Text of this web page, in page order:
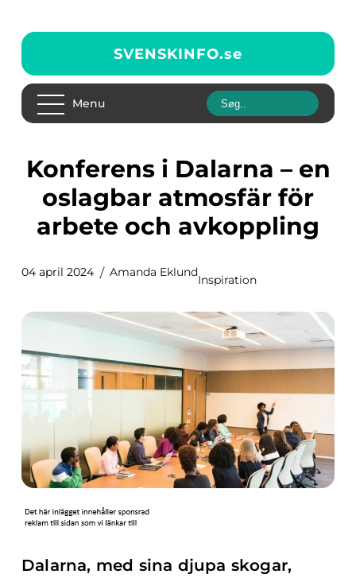
SVENSKINFO.se
Menu
Konferens i Dalarna – en
oslagbar atmosfär för
arbete och avkoppling
04 april 2024 Amanda Eklund
Inspiration
Dalarna, med sina djupa skogar,